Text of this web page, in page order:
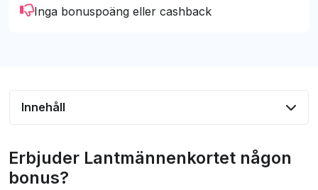
Inga bonuspoäng eller cashback
Innehåll
Erbjuder Lantmännenkortet någon bonus?
Erbjuder Lantmännenkortet några andra
Erbjuder Lantmännenkortet någon
bonus?